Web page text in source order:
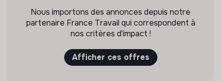
Nous importons des annonces depuis notre
partenaire France Travail qui correspondent à
nos critères d'impact !
Afficher ces offres